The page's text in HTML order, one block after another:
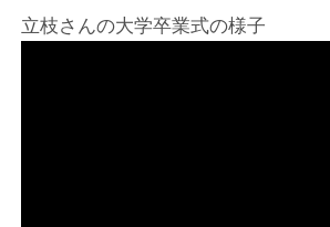
立枝さんの大学卒業式の様子